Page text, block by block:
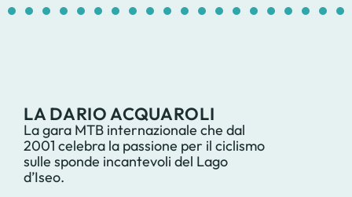
1 2 3 4 5 6 7 8 9 10 11 12 13 14
LA DARIO ACQUAROLI
La gara MTB internazionale che dal
2001 celebra la passione per il ciclismo
sulle sponde incantevoli del Lago
d’Iseo.